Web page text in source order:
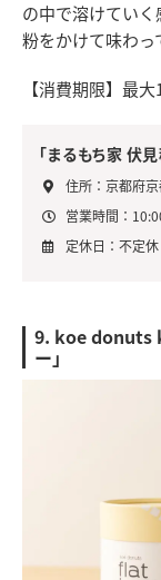
の中で溶けてい
粉をかけて味わ
【消費期限】最
「まるもち家 伏
住所：京都府
営業時間：
定休日：不定休
9. koe donuts
ー」